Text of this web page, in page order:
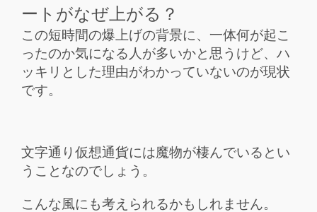
ートがなぜ上がる？
この短時間の爆上げの背景に、一体何が起こ
ったのか気になる人が多いかと思うけど、ハ
ッキリとした理由がわかっていないのが現状
です。
文字通り仮想通貨には魔物が棲んでいるとい
うことなのでしょう。
こんな風にも考えられるかもしれません。